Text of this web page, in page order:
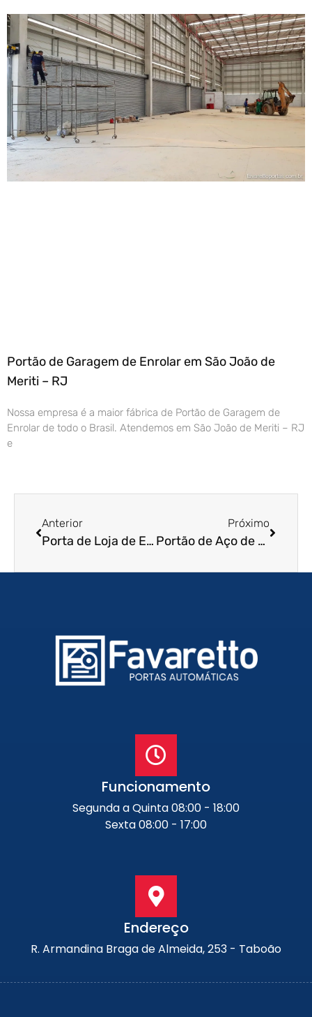
Portão de Garagem de Enrolar em São João de
Meriti – RJ
Nossa empresa é a maior fábrica de Portão de Garagem de
Enrolar de todo o Brasil. Atendemos em São João de Meriti – RJ
e
Anterior
Porta de Loja de Enrolar em São Caetano do Sul – SP
Próximo
Portão de Aço de Enrolar em Jaú – SP
Funcionamento
Segunda a Quinta 08:00 - 18:00
Sexta 08:00 - 17:00
Endereço
R. Armandina Braga de Almeida, 253 - Taboão